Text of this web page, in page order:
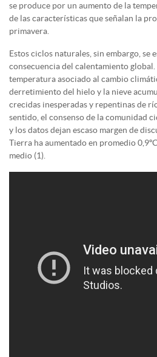
se produce por un aumento de la
de las características que señalan la
primavera.
Estos ciclos naturales, sin embargo, se
consecuencia del calentamiento
temperatura asociado al cambio
derretimiento del hielo y la nieve
crecidas inesperadas y repentinas de
sentido, el consenso de la comunidad
y los datos dejan escaso margen de
Tierra ha aumentado en promedio
medio (1).